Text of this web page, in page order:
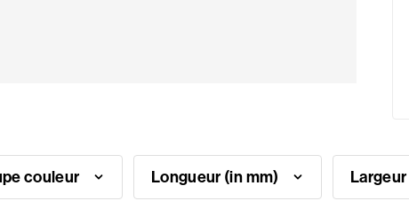
couleur Longueur (in mm)